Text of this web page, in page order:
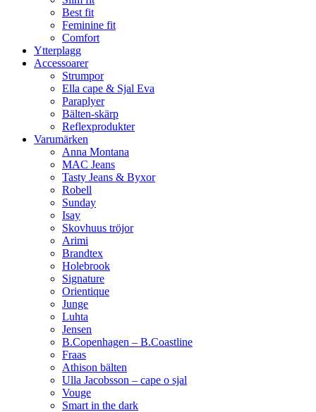
Best fit
Feminine fit
Comfort
Ytterplagg
Accessoarer
Strumpor
Ella cape & Sjal Eva
Paraplyer
Bälten-skärp
Reflexprodukter
Varumärken
Anna Montana
MAC Jeans
Tasty Jeans & Byxor
Robell
Sunday
Isay
Skovhuus tröjor
Arimi
Brandtex
Holebrook
Signature
Orientique
Junge
Luhta
Jensen
B.Copenhagen – B.Coastline
Fraas
Athison bälten
Ulla Jacobsson – cape o sjal
Vouge
Smart in the dark